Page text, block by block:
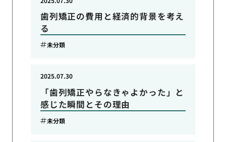
歯列矯正の費用と経済的背景を考え
る
未分類
「歯列矯正やらなきゃよかった」と
感じた瞬間とその理由
2025.07.30
未分類